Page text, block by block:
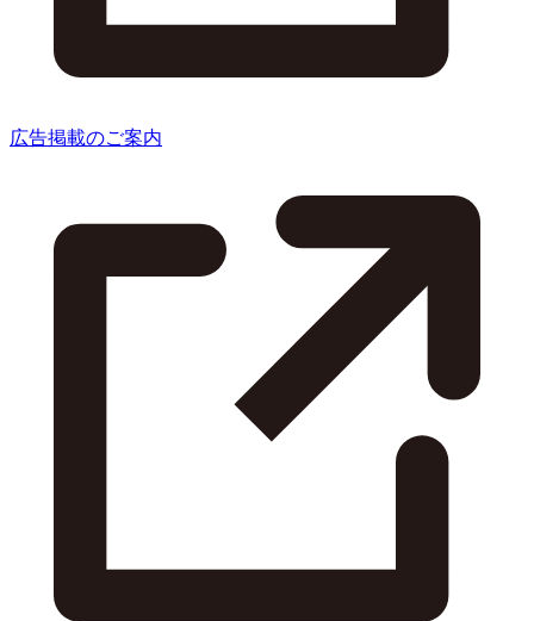
広告掲載のご案内